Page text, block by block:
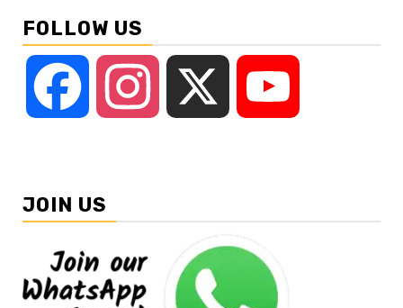
FOLLOW US
Facebook Instagram
JOIN US